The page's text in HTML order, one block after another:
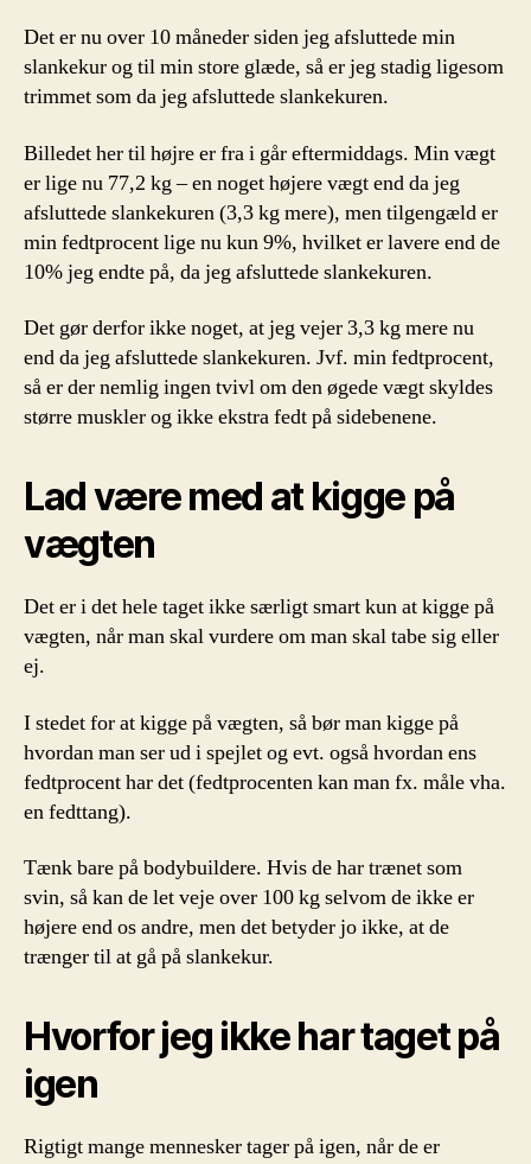
Det er nu over 10 måneder siden jeg afsluttede min
slankekur og til min store glæde, så er jeg stadig ligesom
trimmet som da jeg afsluttede slankekuren.
Billedet her til højre er fra i går eftermiddags. Min vægt
er lige nu 77,2 kg – en noget højere vægt end da jeg
afsluttede slankekuren (3,3 kg mere), men tilgengæld er
min fedtprocent lige nu kun 9%, hvilket er lavere end de
10% jeg endte på, da jeg afsluttede slankekuren.
Det gør derfor ikke noget, at jeg vejer 3,3 kg mere nu
end da jeg afsluttede slankekuren. Jvf. min fedtprocent,
så er der nemlig ingen tvivl om den øgede vægt skyldes
større muskler og ikke ekstra fedt på sidebenene.
Lad være med at kigge på
vægten
Det er i det hele taget ikke særligt smart kun at kigge på
vægten, når man skal vurdere om man skal tabe sig eller
ej.
I stedet for at kigge på vægten, så bør man kigge på
hvordan man ser ud i spejlet og evt. også hvordan ens
fedtprocent har det (fedtprocenten kan man fx. måle vha.
en fedttang).
Tænk bare på bodybuildere. Hvis de har trænet som
svin, så kan de let veje over 100 kg selvom de ikke er
højere end os andre, men det betyder jo ikke, at de
trænger til at gå på slankekur.
Hvorfor jeg ikke har taget på
igen
Rigtigt mange mennesker tager på igen, når de er